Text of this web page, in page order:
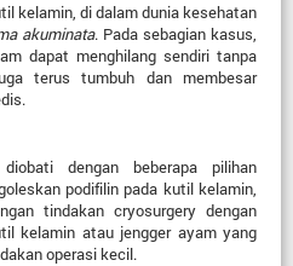
kelamin, di dalam dunia kesehatan
akuminata. Pada sebagian kasus,
dapat menghilang sendiri tanpa
terus tumbuh dan membesar
dengan beberapa pilihan
podifilin pada kutil kelamin,
tindakan cryosurgery dengan
kelamin atau jengger ayam yang
operasi kecil.